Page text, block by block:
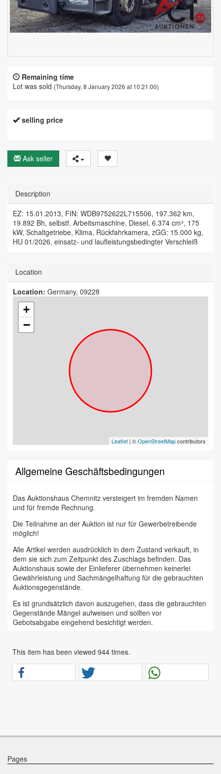
Remaining time
Lot was sold (Thursday, 8 January 2026 at 10:21:00)
selling price
Ask seller
Description
EZ: 15.01.2013, FIN: WDB9752622L715506, 197.362 km,
19.892 Bh, selbstf. Arbeitsmaschine, Diesel, 6.374 cm³, 175
kW, Schaltgetriebe, Klima, Rückfahrkamera, zGG: 15.000 kg,
HU 01/2026, einsatz- und laufleistungsbedingter Verschleiß
Location
Location: Germany, 09228
+
−
Leaflet | ©OpenStreetMapcontributors
Allgemeine Geschäftsbedingungen
Das Auktionshaus Chemnitz versteigert im fremden Namen
und für fremde Rechnung.
Die Teilnahme an der Auktion ist nur für Gewerbetreibende
möglich!
Alle Artikel werden ausdrücklich in dem Zustand verkauft, in
dem sie sich zum Zeitpunkt des Zuschlags befinden. Das
Auktionshaus sowie der Einlieferer übernehmen keinerlei
Gewährleistung und Sachmängelhaftung für die gebrauchten
Auktionsgegenstände.
Es ist grundsätzlich davon auszugehen, dass die gebrauchten
Gegenstände Mängel aufweisen und sollten vor
Gebotsabgabe eingehend besichtigt werden.
dass sämtliche zum Verkauf stehende Artikel ungeprüft sind.
Bei allen zum Verkauf stehenden Fahrzeugen und Maschinen
ist davon auszugehen, dass diese bereits einen nicht
unerheblichen Vorschaden erlitten haben.
Wir weisen eindringlich darauf hin, dass Gebote nur
einverstanden sind und diese bedingungslos akzeptieren.
This item has been viewed 944 times.
Pages